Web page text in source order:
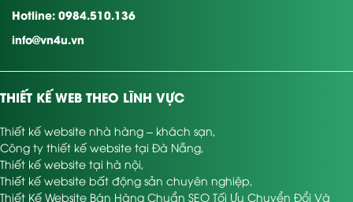
Hotline: 0984.510.136
info@vn4u.vn
THIẾT KẾ WEB THEO LĨNH VỰC
Thiết kế website nhà hàng – khách sạn
Công ty thiết kế website tại Đà Nẵng
Thiết kế website tại hà nội
Thiết kế website bất động sản chuyên nghiệp
Thiết Kế Website Bán Hàng Chuẩn SEO Tối Ưu Chuyển Đổi Và